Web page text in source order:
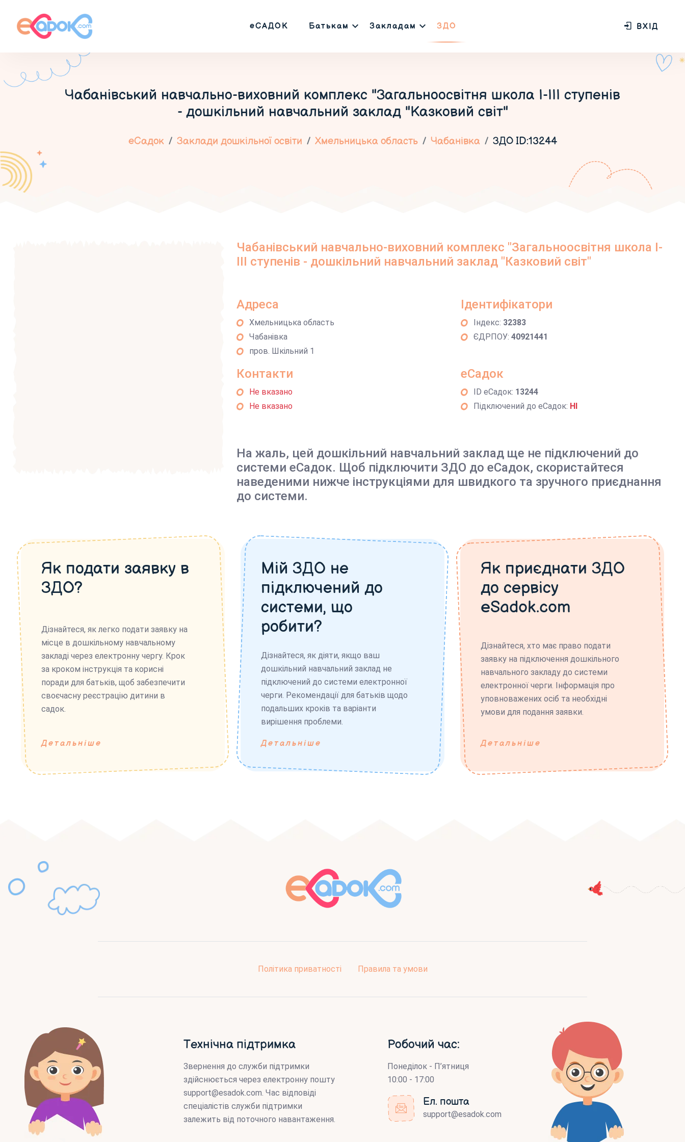
еСАДОК Батькам Закладам ЗДО ВХІД
Чабанівський навчально-виховний комплекс "Загальноосвітня школа І-ІІІ ступенів
- дошкільний навчальний заклад "Казковий світ"
еСадок Заклади дошкільної освіти Хмельницька область Чабанівка ЗДО ID:13244
Чабанівський навчально-виховний комплекс "Загальноосвітня школа І-
ІІІ ступенів - дошкільний навчальний заклад "Казковий світ"
Адреса
Хмельницька область
Чабанівка
пров. Шкільний 1
Ідентифікатори
Індекс: 32383
ЄДРПОУ: 40921441
Контакти
Не вказано
Не вказано
еСадок
ID еСадок: 13244
Підключений до еСадок: НІ
На жаль, цей дошкільний навчальний заклад ще не підключений до
системи еСадок. Щоб підключити ЗДО до еСадок, скористайтеся
наведеними нижче інструкціями для швидкого та зручного приєднання
до системи.
Як подати заявку в
ЗДО?
Дізнайтеся, як легко подати заявку на
місце в дошкільному навчальному
закладі через електронну чергу. Крок
за кроком інструкція та корисні
поради для батьків, щоб забезпечити
своєчасну реєстрацію дитини в
садок.
Детальніше
Мій ЗДО не
підключений до
системи, що
робити?
Дізнайтеся, як діяти, якщо ваш
дошкільний навчальний заклад не
підключений до системи електронної
черги. Рекомендації для батьків щодо
подальших кроків та варіанти
вирішення проблеми.
Детальніше
Як приєднати ЗДО
до сервісу
eSadok.com
Дізнайтеся, хто має право подати
заявку на підключення дошкільного
навчального закладу до системи
електронної черги. Інформація про
уповноважених осіб та необхідні
умови для подання заявки.
Детальніше
Політика приватності Правила та умови
Технічна підтримка
Звернення до служби підтримки
здійснюється через електронну пошту
support@esadok.com. Час відповіді
спеціалістів служби підтримки
залежить від поточного навантаження.
Робочий час:
Понеділок - П’ятниця
10:00 - 17:00
Ел. пошта
support@esadok.com